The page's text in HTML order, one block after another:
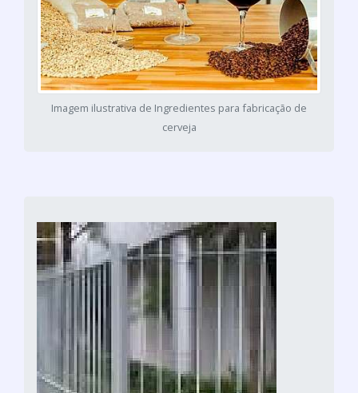
Imagem ilustrativa de Ingredientes para fabricação de
cerveja